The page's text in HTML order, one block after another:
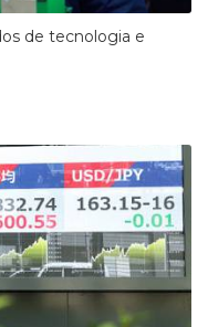
de tecnologia e